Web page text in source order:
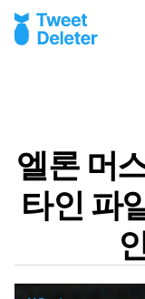
엘론 머
타인 파